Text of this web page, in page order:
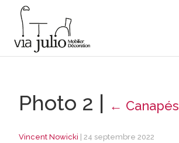
Photo 2 | ← Canapés
Vincent Nowicki 24 septembre 2022